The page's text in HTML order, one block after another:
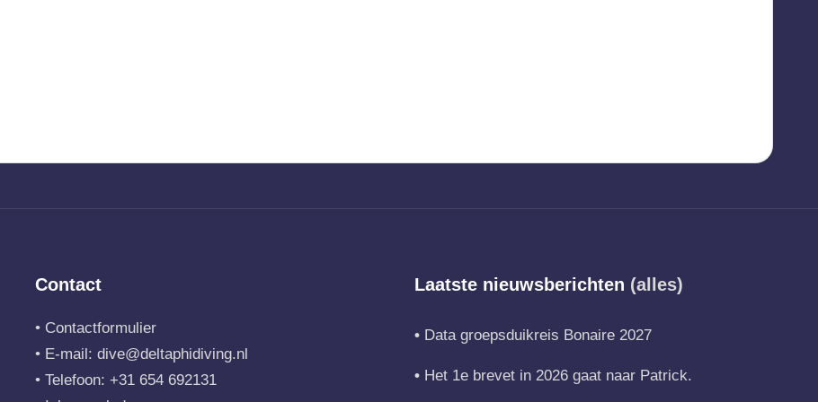
Contact
• Contactformulier
• E-mail: dive@deltaphidiving.nl
• Telefoon: +31 654 692131
Laatste nieuwsberichten (alles)
Data groepsduikreis Bonaire 2027
Het 1e brevet in 2026 gaat naar Patrick.